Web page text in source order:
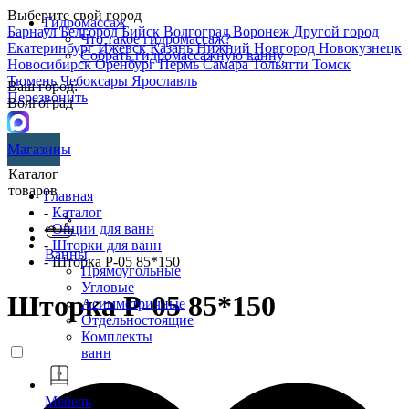
Выберите свой город
БарнаулБелгородБийск ВолгоградВоронеж Другой город
ЕкатеринбургИжевскКазаньНижний Новгород Новокузнецк
НовосибирскОренбургПермьСамараТольятти Томск
ТюменьЧебоксары Ярославль
Перезвонить
Гидромассаж
Что такое гидромассаж?
Собрать гидромассажную ванну
Ваш город:
Волгоград
Магазины
Каталог
товаров
Ванны
Прямоугольные
Угловые
Асимметричные
Отдельностоящие
Комплекты
ванн
Мебель
Главная
- Каталог
-Опции для ванн
- Шторки для ванн
- Шторка P-05 85*150
Шторка P-05 85*150